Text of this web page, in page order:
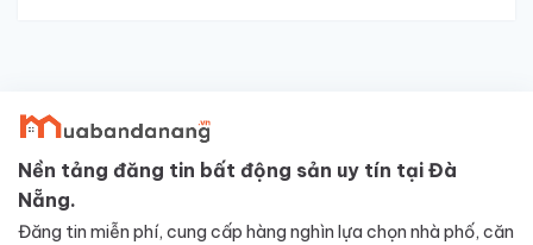
Nền tảng đăng tin bất động sản uy tín tại Đà
Nẵng.
Đăng tin miễn phí, cung cấp hàng nghìn lựa chọn nhà phố, căn